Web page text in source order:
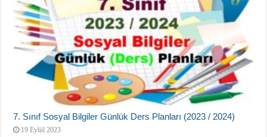
7. Sınıf Sosyal Bilgiler Günlük Ders Planları (2023 / 2024)
19 Eylül 2023